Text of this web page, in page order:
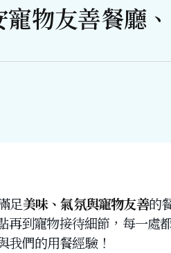
物友善餐廳、
足美味、氣氛與寵物友善的
再到寵物接待細節，每一處
我們的用餐經驗！